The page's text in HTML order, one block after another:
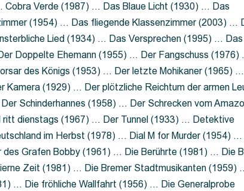
Verde (1987) … Das Blaue Licht (1930) … Das
(1954) … Das fliegende Klassenzimmer (2003) …
Lied (1934) … Das Versprechen (1995) … Das
Doppelte Ehemann (1955) … Der Fangschuss (1976)
des Königs (1953) … Der letzte Mohikaner (1965) …
Kamera (1929) … Der plötzliche Reichtum der armen
Schinderhannes (1958) … Der Schrecken vom
dienstags (1967) … Der Tunnel (1933) … Detektive
im Herbst (1978) … Dial M for Murder (1954) …
Grafen Bobby (1961) … Die Berührte (1981) … Die
Zeit (1981) … Die Bremer Stadtmusikanten (1959)
… Die fröhliche Wallfahrt (1956) … Die Generalprobe